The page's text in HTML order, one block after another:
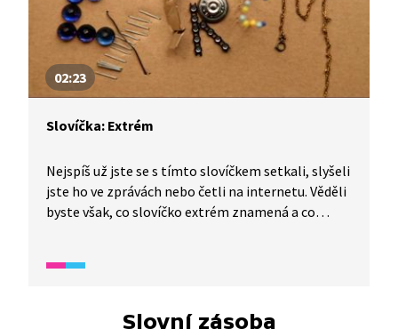
02:23
Slovíčka: Extrém
Nejspíš už jste se s tímto slovíčkem setkali, slyšeli
jste ho ve zprávách nebo četli na internetu. Věděli
byste však, co slovíčko extrém znamená a co
češtiny pro cizince. Úryvek spadá do širšího okruhu
zásoby. Je vhodné pro žáky s dobrou
Slovní zásoba